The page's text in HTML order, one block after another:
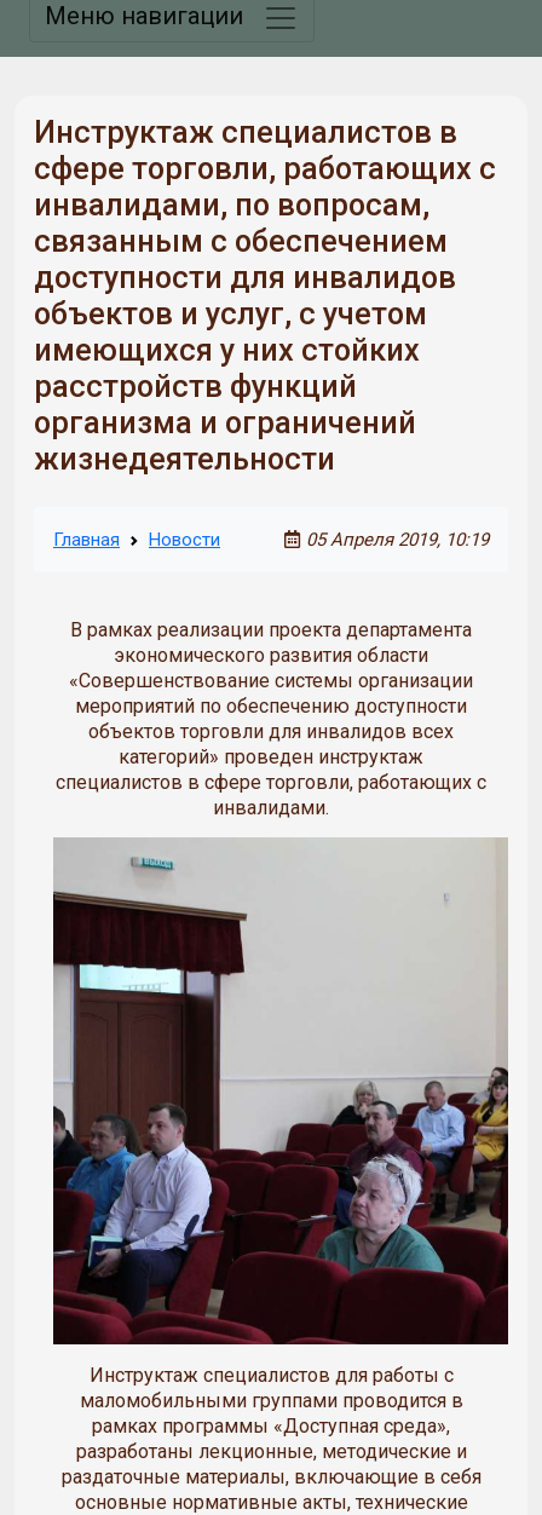
Меню навигации
Инструктаж специалистов в
сфере торговли, работающих с
инвалидами, по вопросам,
связанным с обеспечением
доступности для инвалидов
объектов и услуг, с учетом
имеющихся у них стойких
расстройств функций
организма и ограничений
жизнедеятельности
Главная Новости 05 Апреля 2019, 10:19
В рамках реализации проекта департамента
экономического развития области
«Совершенствование системы организации
мероприятий по обеспечению доступности
объектов торговли для инвалидов всех
категорий» проведен инструктаж
специалистов в сфере торговли, работающих с
инвалидами.
Инструктаж специалистов для работы с
маломобильными группами проводится в
рамках программы «Доступная среда»,
разработаны лекционные, методические и
раздаточные материалы, включающие в себя
основные нормативные акты, технические